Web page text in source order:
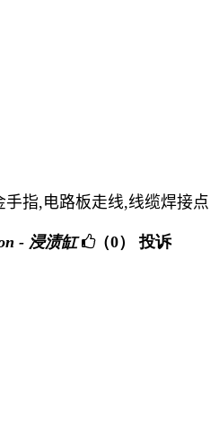
手指,电路板走线,线缆焊接点
- 浸渍缸 （0） 投诉